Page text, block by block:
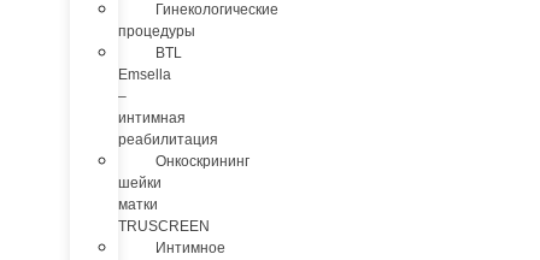
Гинекологические
процедуры
BTL
Emsella
–
интимная
реабилитация
Онкоскрининг
шейки
матки
TRUSCREEN
Интимное